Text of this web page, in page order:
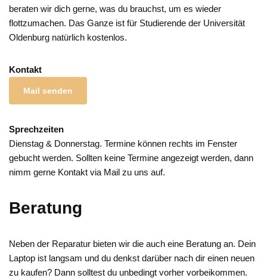
beraten wir dich gerne, was du brauchst, um es wieder
flottzumachen. Das Ganze ist für Studierende der Universität
Oldenburg natürlich kostenlos.
Kontakt
Mail senden
Sprechzeiten
Dienstag & Donnerstag. Termine können rechts im Fenster
gebucht werden. Sollten keine Termine angezeigt werden, dann
nimm gerne Kontakt via Mail zu uns auf.
Beratung
Neben der Reparatur bieten wir die auch eine Beratung an. Dein
Laptop ist langsam und du denkst darüber nach dir einen neuen
zu kaufen? Dann solltest du unbedingt vorher vorbeikommen.